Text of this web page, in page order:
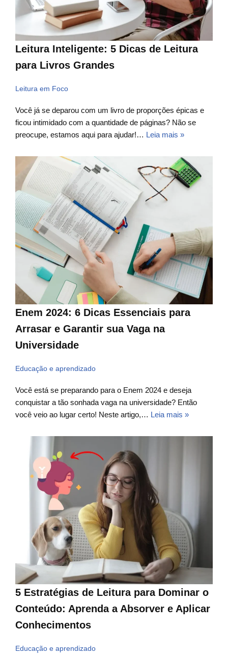
Leitura Inteligente: 5 Dicas de Leitura
para Livros Grandes
Leitura em Foco
Você já se deparou com um livro de proporções épicas e
ficou intimidado com a quantidade de páginas? Não se
preocupe, estamos aqui para ajudar!… Leia mais »
Enem 2024: 6 Dicas Essenciais para
Arrasar e Garantir sua Vaga na
Universidade
Educação e aprendizado
Você está se preparando para o Enem 2024 e deseja
conquistar a tão sonhada vaga na universidade? Então
você veio ao lugar certo! Neste artigo,… Leia mais »
5 Estratégias de Leitura para Dominar o
Conteúdo: Aprenda a Absorver e Aplicar
Conhecimentos
Educação e aprendizado